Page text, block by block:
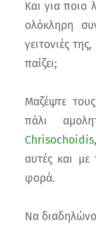
Και για ποιο
ολόκληρη
γειτονιές
παίζει;
Μαζέψτε
πάλι
Chrisochoidis
αυτές και με
φορά.
Να